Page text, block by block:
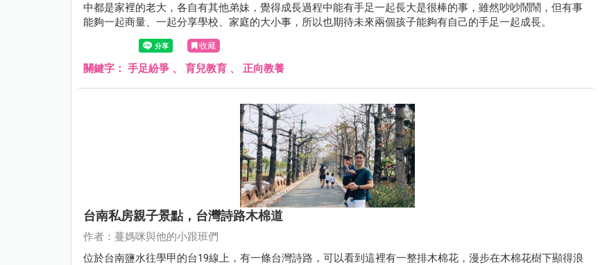
中都是家裡的老大，各自有其他弟妹，覺得成長過程中能有手足一起長大是很棒的事，雖然吵吵鬧鬧，但有事
能夠一起商量、一起分享學校、家庭的大小事，所以也期待未來兩個孩子能夠有自己的手足一起成長。
收藏
關鍵字： 手足紛爭 、 育兒教育 、 正向教養
台南私房親子景點，台灣詩路木棉道
作者：蔓媽咪與他的小跟班們
位於台南鹽水往學甲的台19線上，有一條台灣詩路，可以看到這裡有一整排木棉花，漫步在木棉花樹下顯得浪